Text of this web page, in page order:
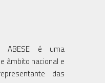
ABESE é uma
âmbito nacional e
das